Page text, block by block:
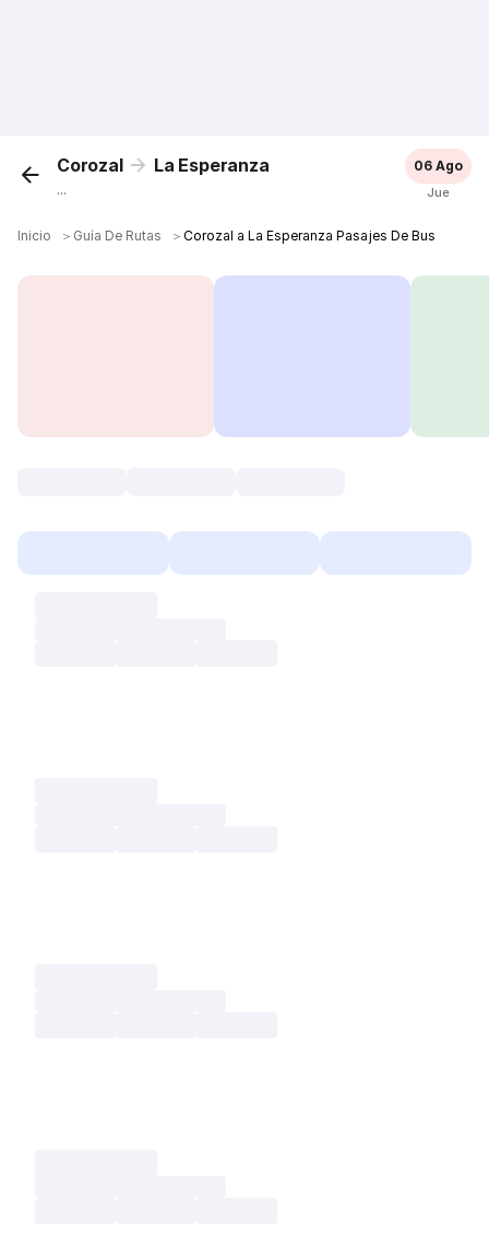
Corozal La Esperanza
...
06 Ago
Jue
Inicio ＞ Guía De Rutas ＞Corozal a La Esperanza Pasajes De Bus